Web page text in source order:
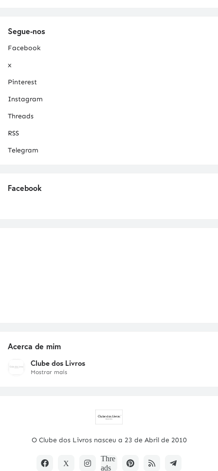
Segue-nos
Facebook
x
Pinterest
Instagram
Threads
RSS
Telegram
Facebook
Acerca de mim
Clube dos Livros
Mostrar mais
O Clube dos Livros nasceu a 23 de Abril de 2010